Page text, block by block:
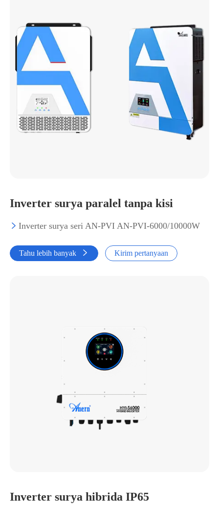
Inverter surya paralel tanpa kisi
 Inverter surya seri AN-PVI AN-PVI-6000/10000W
Tahu lebih banyak  Kirim pertanyaan
Inverter surya hibrida IP65